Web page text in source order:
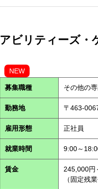
アビリティーズ・
NEW
募集職種 その他の
勤務地 〒463-
雇用形態 正社員
就業時間 9:00～
賃金
245,000円
（固定残